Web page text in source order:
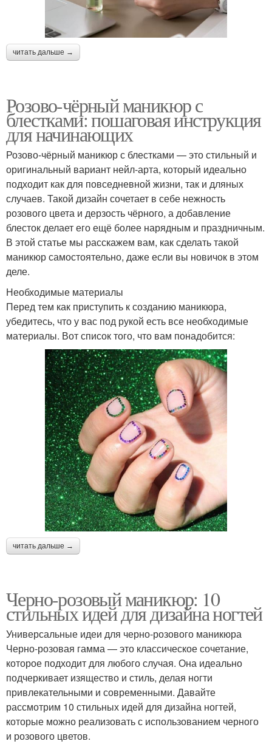
читать дальше →
Розово-чёрный маникюр с
блестками: пошаговая инструкция
для начинающих
Розово-чёрный маникюр с блестками — это стильный и
оригинальный вариант нейл-арта, который идеально
подходит как для повседневной жизни, так и дляных
случаев. Такой дизайн сочетает в себе нежность
розового цвета и дерзость чёрного, а добавление
блесток делает его ещё более нарядным и праздничным.
В этой статье мы расскажем вам, как сделать такой
маникюр самостоятельно, даже если вы новичок в этом
деле.
Необходимые материалы
Перед тем как приступить к созданию маникюра,
убедитесь, что у вас под рукой есть все необходимые
материалы. Вот список того, что вам понадобится:
читать дальше →
Черно-розовый маникюр: 10
стильных идей для дизайна ногтей
Универсальные идеи для черно-розового маникюра
Черно-розовая гамма — это классическое сочетание,
которое подходит для любого случая. Она идеально
подчеркивает изящество и стиль, делая ногти
привлекательными и современными. Давайте
рассмотрим 10 стильных идей для дизайна ногтей,
которые можно реализовать с использованием черного
и розового цветов.